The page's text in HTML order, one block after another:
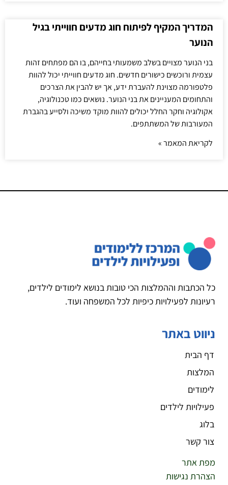
המדריך המקיף לפיתוח חוג מדעים חווייתי בגיל
הנוער
בני הנוער מצויים בשלב משמעותי בחייהם, בו הם מפתחים זהות
עצמית ורוכשים כישורים חדשים. חוג מדעים חווייתי יכול להוות
פלטפורמה מצוינת להעברת ידע, אך יש להבין את הצרכים
והתחומים המעניינים את בני הנוער. נושאים כמו טכנולוגיה,
אקולוגיה וחקר החלל יכולים להוות מוקד משיכה ולסייע בהגברת
המעורבות של המשתתפים.
לקריאת המאמר »
כל הכתבות וההמלצות הכי טובות בנושא לימודים לילדים,
רעיונות לפעילויות כיפיות לכל המשפחה ועוד.
ניווט באתר
דף הבית
המלצות
לימודים
פעילויות לילדים
בלוג
צור קשר
מפת אתר
הצהרת נגישות